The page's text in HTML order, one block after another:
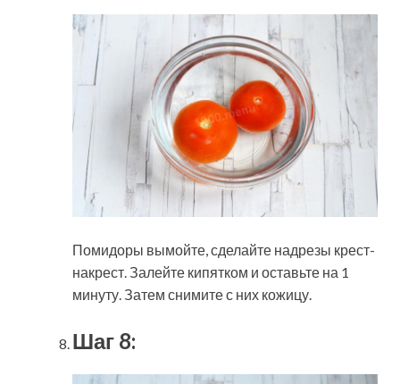
Помидоры вымойте, сделайте надрезы крест-
накрест. Залейте кипятком и оставьте на 1
минуту. Затем снимите с них кожицу.
Шаг 8: